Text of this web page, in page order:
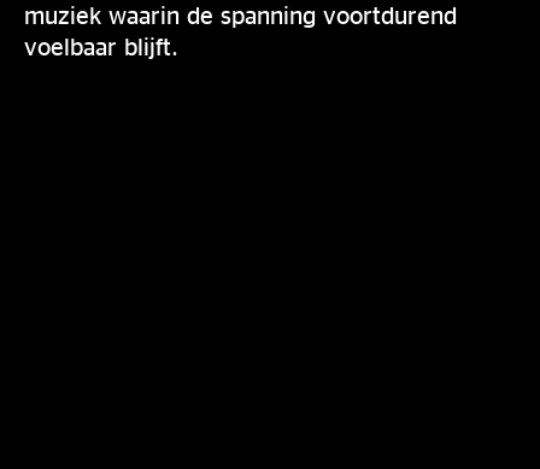
muziek waarin de spanning voortdurend
voelbaar blijft.